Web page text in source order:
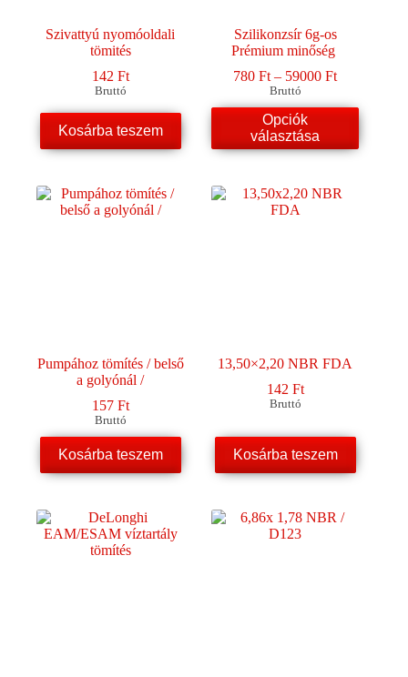
Szivattyú nyomóoldali
tömités
142 Ft
Bruttó
Kosárba teszem
Szilikonzsír 6g-os
Prémium minőség
780Ft – 59000Ft
-
Bruttó
Opciók
választása
Ennek
a
terméknek
van.
A
Pumpához tömítés / belső
a golyónál /
157 Ft
Bruttó
Kosárba teszem
13,50×2,20 NBR FDA
142 Ft
Bruttó
Kosárba teszem